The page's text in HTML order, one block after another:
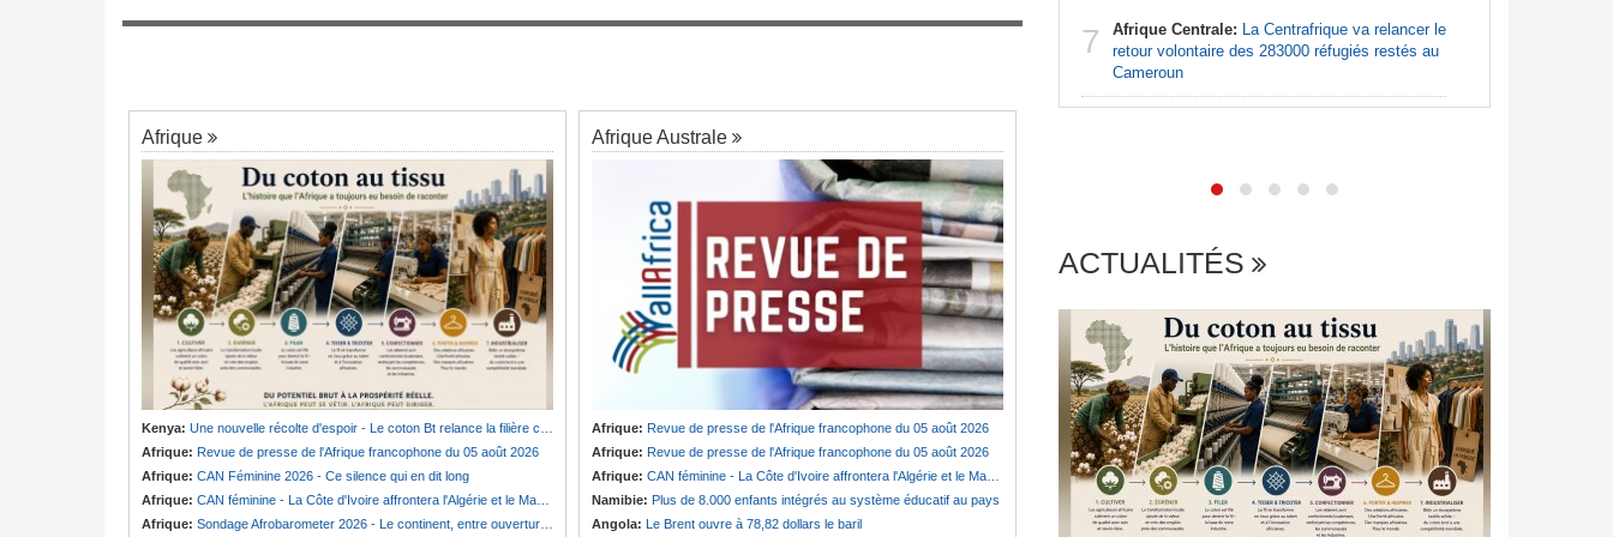
Afrique
Kenya: Une nouvelle récolte d'espoir - Le coton Bt relance la filière cotonnière à Lamu
Afrique: Revue de presse de l'Afrique francophone du 05 août 2026
Afrique: CAN Féminine 2026 - Ce silence qui en dit long
Afrique: CAN féminine - La Côte d'Ivoire affrontera l'Algérie et le Maroc fera face à l'Afrique du Sud en quarts
Afrique: Sondage Afrobarometer 2026 - Le continent, entre ouverture commerciale et défiance migratoire
Afrique Australe
Afrique: Revue de presse de l'Afrique francophone du 05 août 2026
Afrique: Revue de presse de l'Afrique francophone du 05 août 2026
Afrique: CAN féminine - La Côte d'Ivoire affrontera l'Algérie et le Maroc fera face à l'Afrique du Sud en quarts
Namibie: Plus de 8.000 enfants intégrés au système éducatif au pays
Angola: Le Brent ouvre à 78,82 dollars le baril
de la pensée de
Afrique de l'Ouest:Le Bénin nous donne une
7
du PIB après l'émission d'un euro-obligataire de
7 Afrique Centrale: La Centrafrique va relancer le
retour volontaire des 283000 réfugiés restés au
Cameroun
ACTUALITÉS